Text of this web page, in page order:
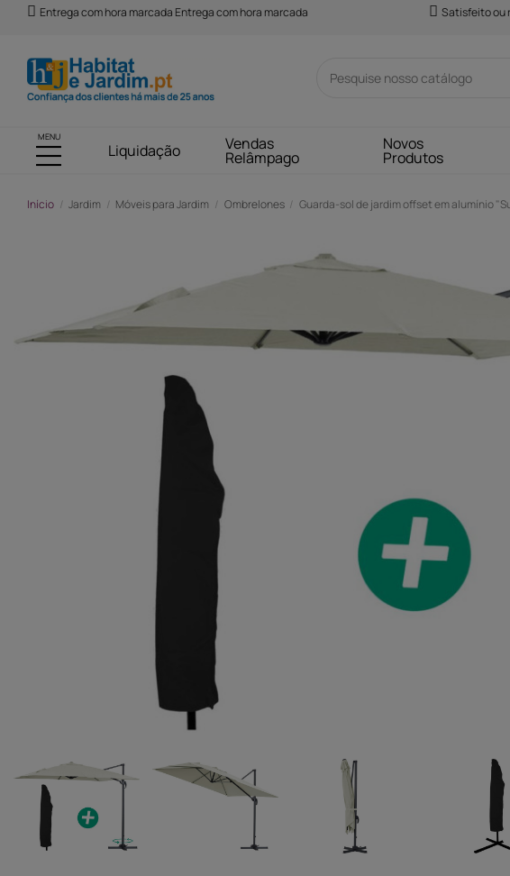
Entrega com hora marcada Entrega com hora marcada Satisfeito ou
MENU
Liquidação Vendas
Relâmpago
Novos
Produtos
Início Jardim Móveis para Jardim Ombrelones Guarda-sol de jardim offset em alumínio